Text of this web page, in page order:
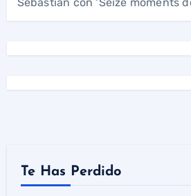
Te Has Perdido